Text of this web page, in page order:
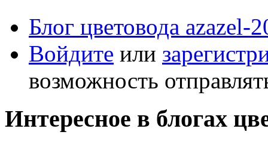
Блог цветовода azazel-
Войдите или
возможность
Интересное в блогах